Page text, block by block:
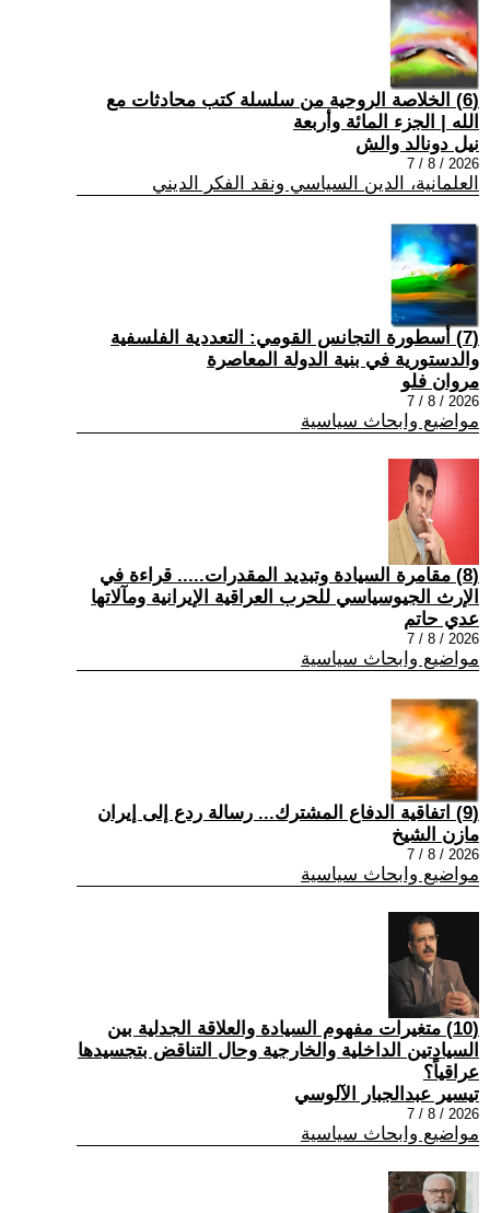
(6) الخلاصة الروحية من سلسلة كتب محادثات مع
الله | الجزء المائة وأربعة
نيل دونالد والش
2026 / 8 / 7
العلمانية، الدين السياسي ونقد الفكر الديني
(7) أسطورة التجانس القومي: التعددية الفلسفية
والدستورية في بنية الدولة المعاصرة
مروان فلو
2026 / 8 / 7
مواضيع وابحاث سياسية
(8) مقامرة السيادة وتبديد المقدرات..... قراءة في
الإرث الجيوسياسي للحرب العراقية الإيرانية ومآلاتها
عدي حاتم
2026 / 8 / 7
مواضيع وابحاث سياسية
(9) اتفاقية الدفاع المشترك... رسالة ردع إلى إيران
مازن الشيخ
2026 / 8 / 7
مواضيع وابحاث سياسية
(10) متغيرات مفهوم السيادة والعلاقة الجدلية بين
السيادتين الداخلية والخارجية وحال التناقض بتجسيدها
عراقياً؟
تيسير عبدالجبار الآلوسي
2026 / 8 / 7
مواضيع وابحاث سياسية